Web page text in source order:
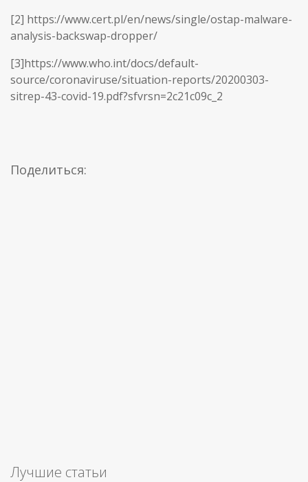
[2] https://www.cert.pl/en/news/single/ostap-malware-
analysis-backswap-dropper/
[3]https://www.who.int/docs/default-
source/coronaviruse/situation-reports/20200303-
sitrep-43-covid-19.pdf?sfvrsn=2c21c09c_2
Поделиться:
Лучшие статьи